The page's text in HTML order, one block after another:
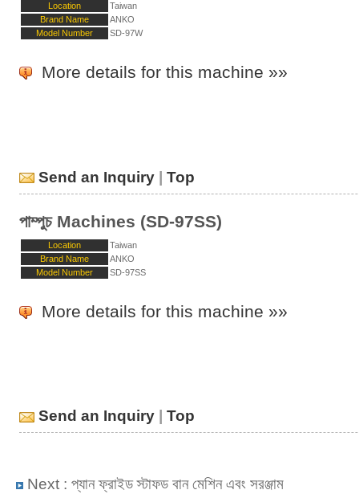
Location
Taiwan
Brand Name
ANKO
Model Number
SD-97W
More details for this machine »»
Send an Inquiry | Top
পাম্পুচ Machines (SD-97SS)
Location
Taiwan
Brand Name
ANKO
Model Number
SD-97SS
More details for this machine »»
Send an Inquiry | Top
Next : প্যান ফ্রাইড স্টাফড বান মেশিন এবং সরঞ্জাম